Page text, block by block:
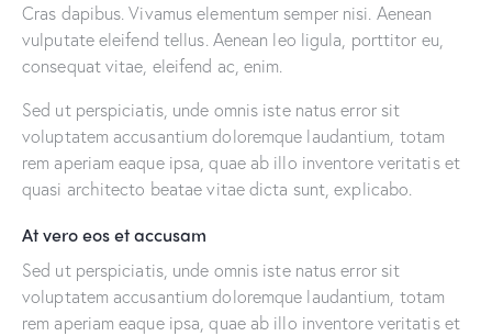
Cras dapibus. Vivamus elementum semper nisi. Aenean
vulputate eleifend tellus. Aenean leo ligula, porttitor eu,
consequat vitae, eleifend ac, enim.
Sed ut perspiciatis, unde omnis iste natus error sit
voluptatem accusantium doloremque laudantium, totam
rem aperiam eaque ipsa, quae ab illo inventore veritatis et
quasi architecto beatae vitae dicta sunt, explicabo.
At vero eos et accusam
Sed ut perspiciatis, unde omnis iste natus error sit
voluptatem accusantium doloremque laudantium, totam
rem aperiam eaque ipsa, quae ab illo inventore veritatis et